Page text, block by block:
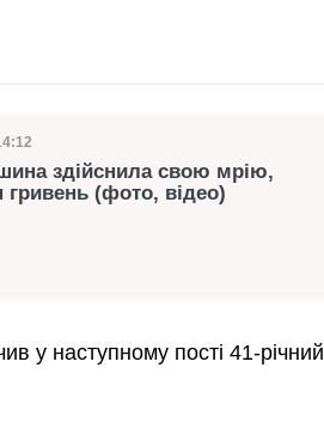
здійснила свою мрію,
гривень (фото, відео)
у наступному пості 41-річний